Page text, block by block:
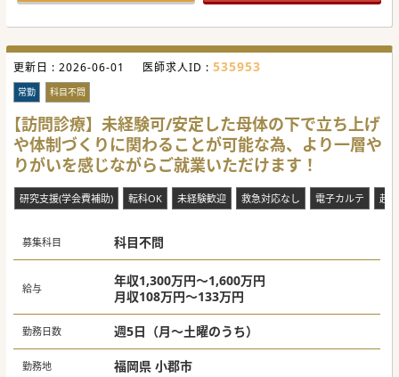
更新日 : 2026-06-01 医師求人ID : 535953
常勤 科目不問
【訪問診療】未経験可/安定した母体の下で立ち上げ
や体制づくりに関わることが可能な為、より一層や
りがいを感じながらご就業いただけます！
研究支援(学会費補助) 転科OK 未経験歓迎 救急対応なし 電子カルテ 赴
募集科目 科目不問
給与
年収1,300万円～1,600万円
月収108万円～133万円
勤務日数 週5日（月～土曜のうち）
勤務地 福岡県 小郡市